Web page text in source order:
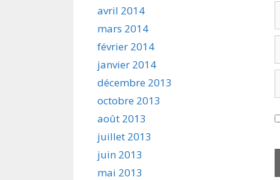
avril 2014
mars 2014
février 2014
janvier 2014
décembre 2013
octobre 2013
août 2013
juillet 2013
juin 2013
mai 2013